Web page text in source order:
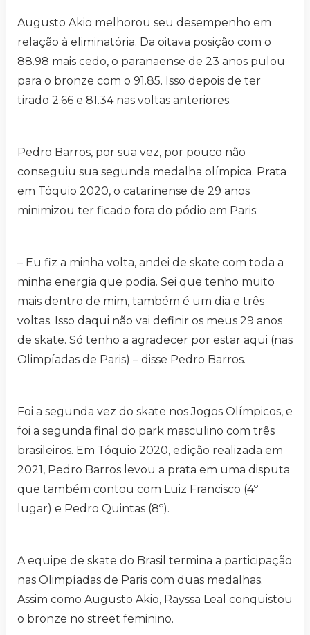
Augusto Akio melhorou seu desempenho em
relação à eliminatória. Da oitava posição com o
88.98 mais cedo, o paranaense de 23 anos pulou
para o bronze com o 91.85. Isso depois de ter
tirado 2.66 e 81.34 nas voltas anteriores.
Pedro Barros, por sua vez, por pouco não
conseguiu sua segunda medalha olímpica. Prata
em Tóquio 2020, o catarinense de 29 anos
minimizou ter ficado fora do pódio em Paris:
– Eu fiz a minha volta, andei de skate com toda a
minha energia que podia. Sei que tenho muito
mais dentro de mim, também é um dia e três
voltas. Isso daqui não vai definir os meus 29 anos
de skate. Só tenho a agradecer por estar aqui (nas
Olimpíadas de Paris) – disse Pedro Barros.
Foi a segunda vez do skate nos Jogos Olímpicos, e
foi a segunda final do park masculino com três
brasileiros. Em Tóquio 2020, edição realizada em
2021, Pedro Barros levou a prata em uma disputa
que também contou com Luiz Francisco (4º
lugar) e Pedro Quintas (8º).
A equipe de skate do Brasil termina a participação
nas Olimpíadas de Paris com duas medalhas.
Assim como Augusto Akio, Rayssa Leal conquistou
o bronze no street feminino.